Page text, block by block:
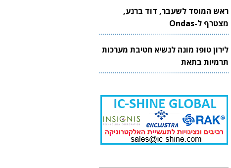
ראש המוסד לשעבר, דוד ברנע,
מצטרף ל-Ondas
לירון טופז מונה לנשיא חטיבת מערכות
תרמיות בתאת